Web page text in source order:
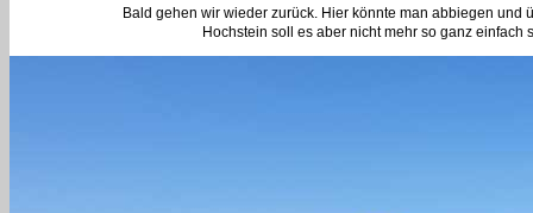
Bald gehen wir wieder zurück. Hier könnte man abbiegen und
Hochstein soll es aber nicht mehr so ganz